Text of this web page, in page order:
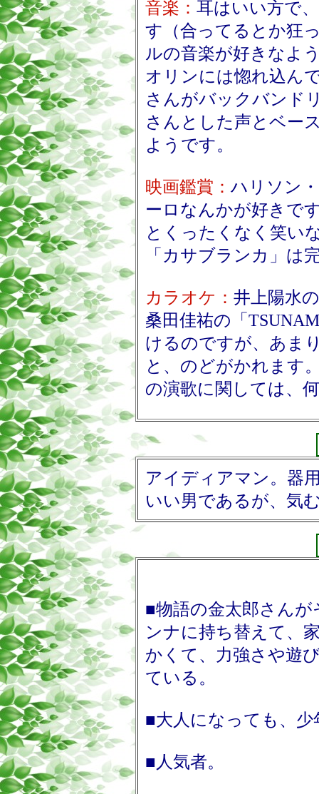
音楽： 耳はいい方で
す（合ってるとか狂
ルの音楽が好きなよ
オリンには惚れ込ん
さんがバックバンド
さんとした声とベー
ようです。
映画鑑賞： ハリソン
ーロなんかが好きで
とくったくなく笑い
「カサブランカ」は
カラオケ： 井上陽水
桑田佳祐の「
けるのですが、あま
と、のどがかれます
の演歌に関しては、
アイディアマン。器
いい男であるが、気
■物語の金太郎さん
ンナに持ち替えて、
かくて、力強さや遊
ている。
■大人になっても、
■人気者。